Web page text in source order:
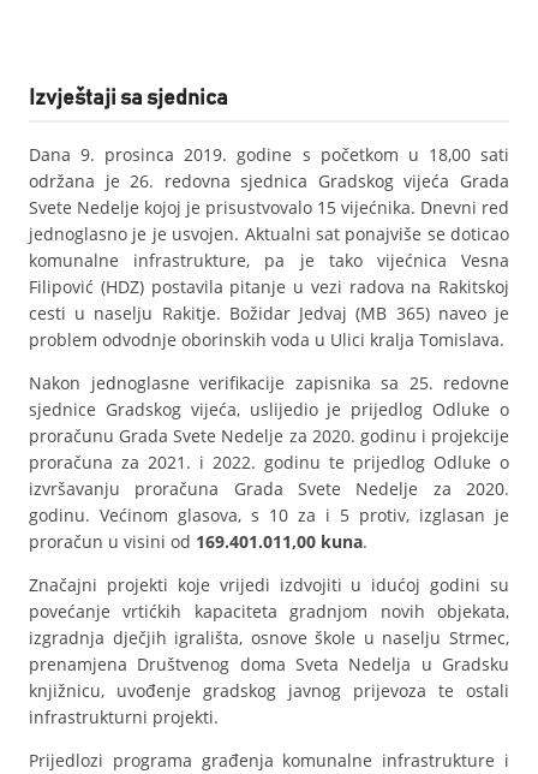
Izvještaji sa sjednica
Dana 9. prosinca 2019. godine s početkom u 18,00 sati
održana je 26. redovna sjednica Gradskog vijeća Grada
Svete Nedelje kojoj je prisustvovalo 15 vijećnika. Dnevni red
jednoglasno je je usvojen. Aktualni sat ponajviše se doticao
komunalne infrastrukture, pa je tako vijećnica Vesna
Filipović (HDZ) postavila pitanje u vezi radova na Rakitskoj
cesti u naselju Rakitje. Božidar Jedvaj (MB 365) naveo je
problem odvodnje oborinskih voda u Ulici kralja Tomislava.
Nakon jednoglasne verifikacije zapisnika sa 25. redovne
sjednice Gradskog vijeća, uslijedio je prijedlog Odluke o
proračunu Grada Svete Nedelje za 2020. godinu i projekcije
proračuna za 2021. i 2022. godinu te prijedlog Odluke o
izvršavanju proračuna Grada Svete Nedelje za 2020.
godinu. Većinom glasova, s 10 za i 5 protiv, izglasan je
proračun u visini od 169.401.011,00 kuna.
Značajni projekti koje vrijedi izdvojiti u idućoj godini su
povećanje vrtićkih kapaciteta gradnjom novih objekata,
izgradnja dječjih igrališta, osnove škole u naselju Strmec,
prenamjena Društvenog doma Sveta Nedelja u Gradsku
knjižnicu, uvođenje gradskog javnog prijevoza te ostali
infrastrukturni projekti.
Prijedlozi programa građenja komunalne infrastrukture i